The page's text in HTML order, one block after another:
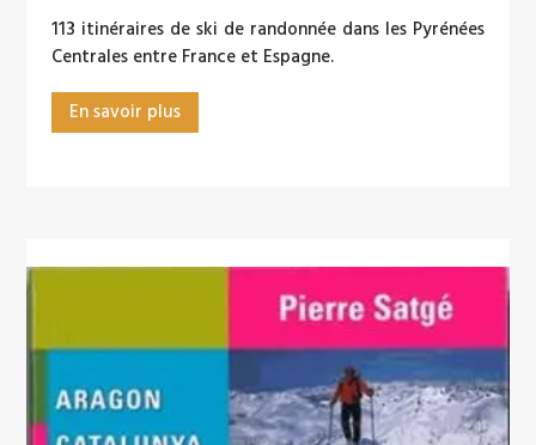
113 itinéraires de ski de randonnée dans les Pyrénées
Centrales entre France et Espagne.
En savoir plus